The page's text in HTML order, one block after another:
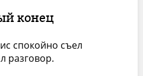
конец
спокойно съел
разговор.